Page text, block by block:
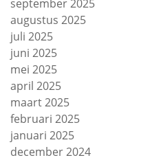
september 2025
augustus 2025
juli 2025
juni 2025
mei 2025
april 2025
maart 2025
februari 2025
januari 2025
december 2024